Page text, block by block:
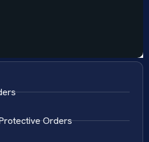
Orders